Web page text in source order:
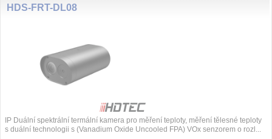
HDS-FRT-DL08
IP Duální spektrální termální kamera pro měření teploty, měření tělesné teploty
s duální technologii s (Vanadium Oxide Uncooled FPA) VOx senzorem o rozl...